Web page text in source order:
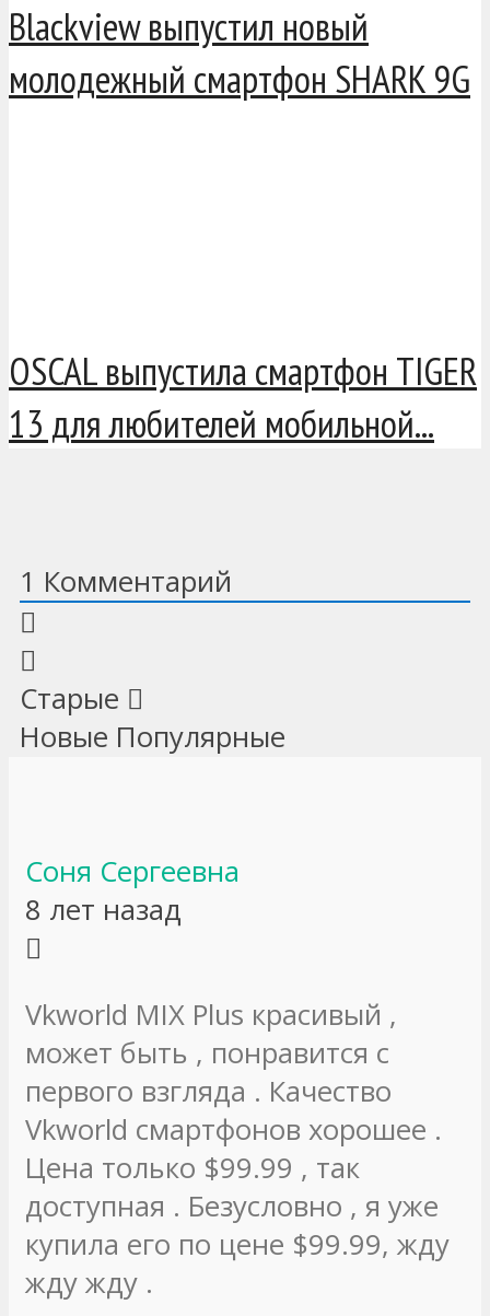
Blackview выпустил новый
молодежный смартфон SHARK 9G
OSCAL выпустила смартфон TIGER
13 для любителей мобильной...
1 Комментарий
Старые
Новые Популярные
Соня Сергеевна
8 лет назад
Vkworld MIX Plus красивый ,
может быть , понравится с
первого взгляда . Качество
Vkworld смартфонов хорошее .
Цена только $99.99 , так
доступная . Безусловно , я уже
купила его по цене $99.99, жду
жду жду .